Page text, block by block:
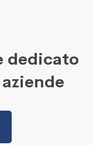
dedicato